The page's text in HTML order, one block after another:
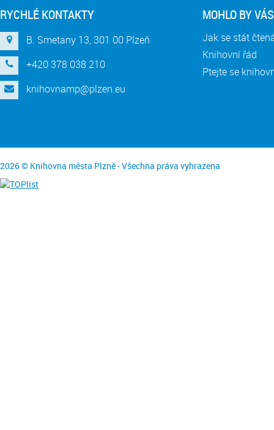
RYCHLÉ KONTAKTY
B. Smetany 13, 301 00 Plzeň
+420 378 038 210
knihovnamp@plzen.eu
MOHLO BY
Jak se stát
Knihovní řád
Ptejte se
2026 © Knihovna města Plzně - Všechna práva vyhrazena